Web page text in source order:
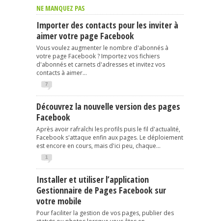
NE MANQUEZ PAS
Importer des contacts pour les inviter à
aimer votre page Facebook
Vous voulez augmenter le nombre d'abonnés à
votre page Facebook ? Importez vos fichiers
d'abonnés et carnets d'adresses et invitez vos
contacts à aimer...
7
Découvrez la nouvelle version des pages
Facebook
Après avoir rafraîchi les profils puis le fil d'actualité,
Facebook s'attaque enfin aux pages. Le déploiement
est encore en cours, mais d'ici peu, chaque...
1
Installer et utiliser l’application
Gestionnaire de Pages Facebook sur
votre mobile
Pour faciliter la gestion de vos pages, publier des